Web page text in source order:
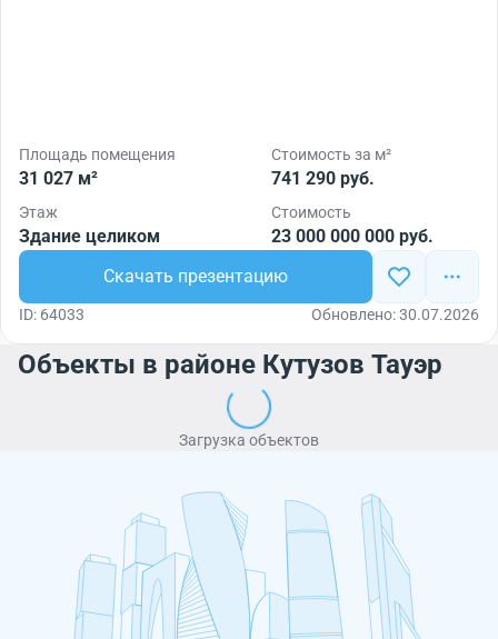
Площадь помещения
31 027 м²
Стоимость за м²
741 290 руб.
Этаж
Здание целиком
Стоимость
23 000 000 000 руб.
Скачать презентацию
ID: 64033 Обновлено: 30.07.2026
Объекты в районе Кутузов Тауэр
Загрузка объектов